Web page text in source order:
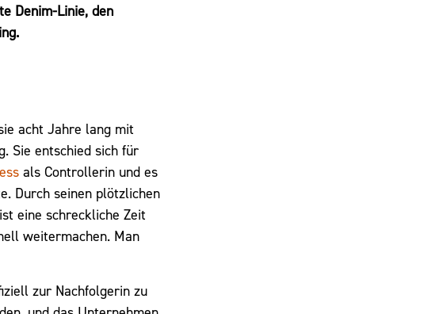
Denim-Linie, den
acht Jahre lang mit
Sie entschied sich für
als Controllerin und es
Durch seinen plötzlichen
eine schreckliche Zeit
weitermachen. Man
zur Nachfolgerin zu